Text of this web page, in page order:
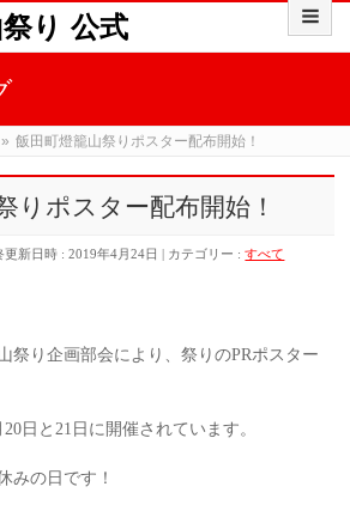
り 公式
» 飯田町燈籠山祭りポスター配布開始！
りポスター配布開始！
更新日時 : 2019年4月24日 カテゴリー :すべて
祭り企画部会により、祭りのPRポスター
日と21日に開催されています。
みの日です！